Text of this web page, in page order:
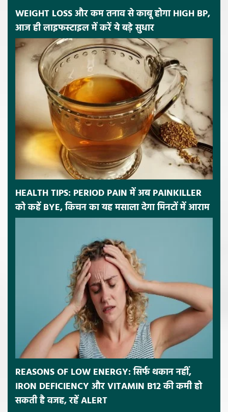
WEIGHT LOSS और कम तनाव से काबू होगा HIGH BP,
आज ही लाइफस्टाइल में करें ये बड़े सुधार
HEALTH TIPS: PERIOD PAIN में अब PAINKILLER
को कहें BYE, किचन का यह मसाला देगा मिनटों में आराम
REASONS OF LOW ENERGY: सिर्फ थकान नहीं,
IRON DEFICIENCY और VITAMIN B12 की कमी हो
सकती है वजह, रहें ALERT